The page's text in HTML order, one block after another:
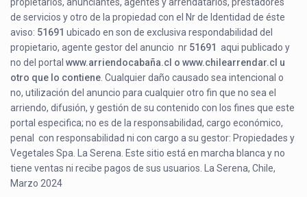
de servicios y otro de la propiedad con el Nr de Identidad de éste
aviso: 51691 ubicado enson de exclusiva respondabilidad del
propietario, agente gestor del anuncio nr 51691 aqui publicado y
no del portalwww.arriendocabaña.cl o www.chilearrendar.cl u
otro que lo contiene . Cualquier daño causado sea intencional o
no, utilización del anuncio para cualquier otro fin que no sea el
arriendo, difusión, y gestión de su contenido con los fines que este
portal especifica; no es de la responsabilidad, cargo económico,
penal con responsabilidad ni con cargo a su gestor: Propiedades y
Vegetales Spa. La Serena. Este sitio está en marcha blanca y no
tiene ventas ni recibe pagos de sus usuarios. La Serena, Chile,
Marzo 2024